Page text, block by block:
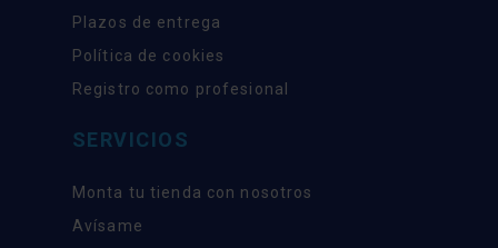
Plazos de entrega
Política de cookies
Registro como profesional
SERVICIOS
Monta tu tienda con nosotros
Avísame